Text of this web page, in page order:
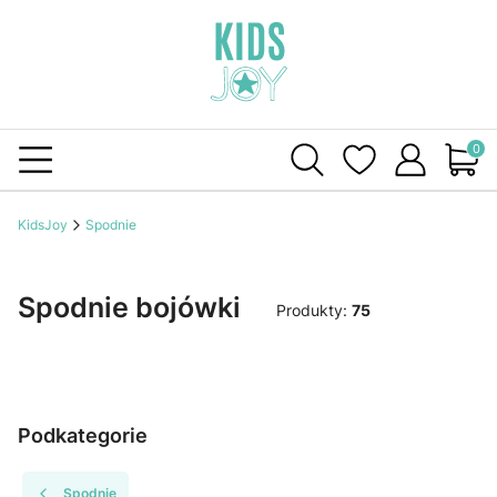
KidsJoy Spodnie
Spodnie bojówki Produkty: 75
Podkategorie
Spodnie